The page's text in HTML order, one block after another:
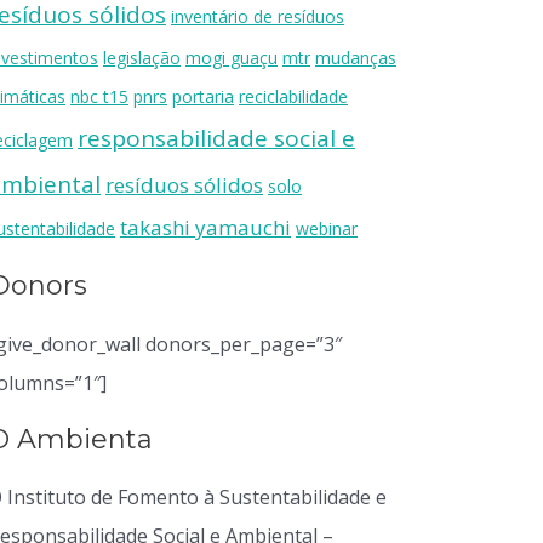
sólidos inventário de resíduos
legislação mogi guaçu mtr mudanças
nbc t15 pnrs portaria reciclabilidade
responsabilidade social e
resíduos sólidos solo
takashi yamauchi webinar
donors_per_page=”3″
Ambienta
Instituto de Fomento à Sustentabilidade e
Social e Ambiental –